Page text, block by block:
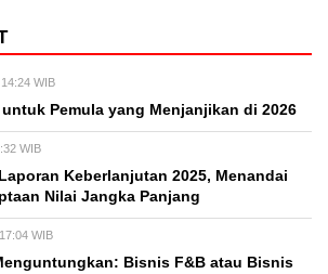
WIB
Pemula yang Menjanjikan di 2026
WIB
Keberlanjutan 2025, Menandai
Nilai Jangka Panjang
WIB
Bisnis F&B atau Bisnis